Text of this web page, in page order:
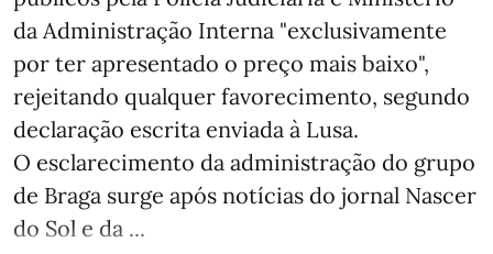
da Administração Interna "exclusivamente
por ter apresentado o preço mais baixo",
rejeitando qualquer favorecimento, segundo
declaração escrita enviada à Lusa.
O esclarecimento da administração do grupo
de Braga surge após notícias do jornal Nascer
do Sol e da ...